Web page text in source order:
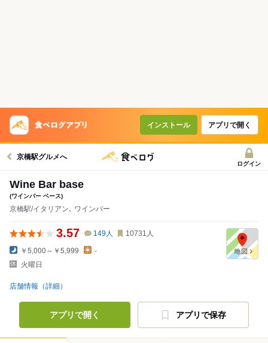
インストール アプリで開く
京橋駅グルメへ
ログイン
Wine Bar base
(ワインバー ベース)
京橋駅/イタリアン､ ワインバー
3.57 149人 10731 人
￥5,000～￥5,999
-
火曜日
店舗情報（詳細）
アプリで開く アプリで保存